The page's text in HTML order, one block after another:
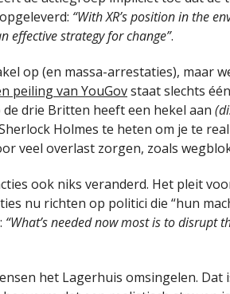
“With XR’s position in the
effective strategy for change”.
op (en massa-arrestaties), maar
peiling van YouGovstaat slechts
drie Britten heeft een hekel aan
Holmes te heten om je te
veel overlast zorgen, zoals
ook niks veranderd. Het pleit
nu richten op politici die “hun
“What’s needed now most is to disrupt
het Lagerhuis omsingelen.